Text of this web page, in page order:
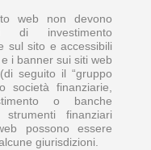
web non devono
di investimento
sul sito e accessibili
i banner sui siti web
seguito il “gruppo
società finanziarie,
o banche
finanziari
possono essere
giurisdizioni.